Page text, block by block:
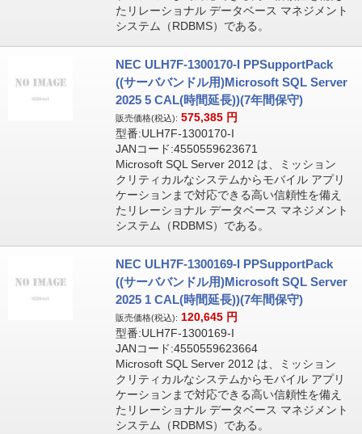
たリレーショナル データベース マネジメント
システム（RDBMS）である。
NEC ULH7F-1300170-I PPSupportPack
((サーババンドル用)Microsoft SQL Server
2025 5 CAL(時間延長))(7年間保守)
販売価格(税込): 575,385 円
型番:ULH7F-1300170-I
JANコード:4550559623671
Microsoft SQL Server 2012 は、ミッション
クリティカルなシステムからモバイル アプリ
ケーションまで対応できる高い信頼性を備え
たリレーショナル データベース マネジメント
システム（RDBMS）である。
NEC ULH7F-1300169-I PPSupportPack
((サーババンドル用)Microsoft SQL Server
2025 1 CAL(時間延長))(7年間保守)
販売価格(税込): 120,645 円
型番:ULH7F-1300169-I
JANコード:4550559623664
Microsoft SQL Server 2012 は、ミッション
クリティカルなシステムからモバイル アプリ
ケーションまで対応できる高い信頼性を備え
たリレーショナル データベース マネジメント
システム（RDBMS）である。